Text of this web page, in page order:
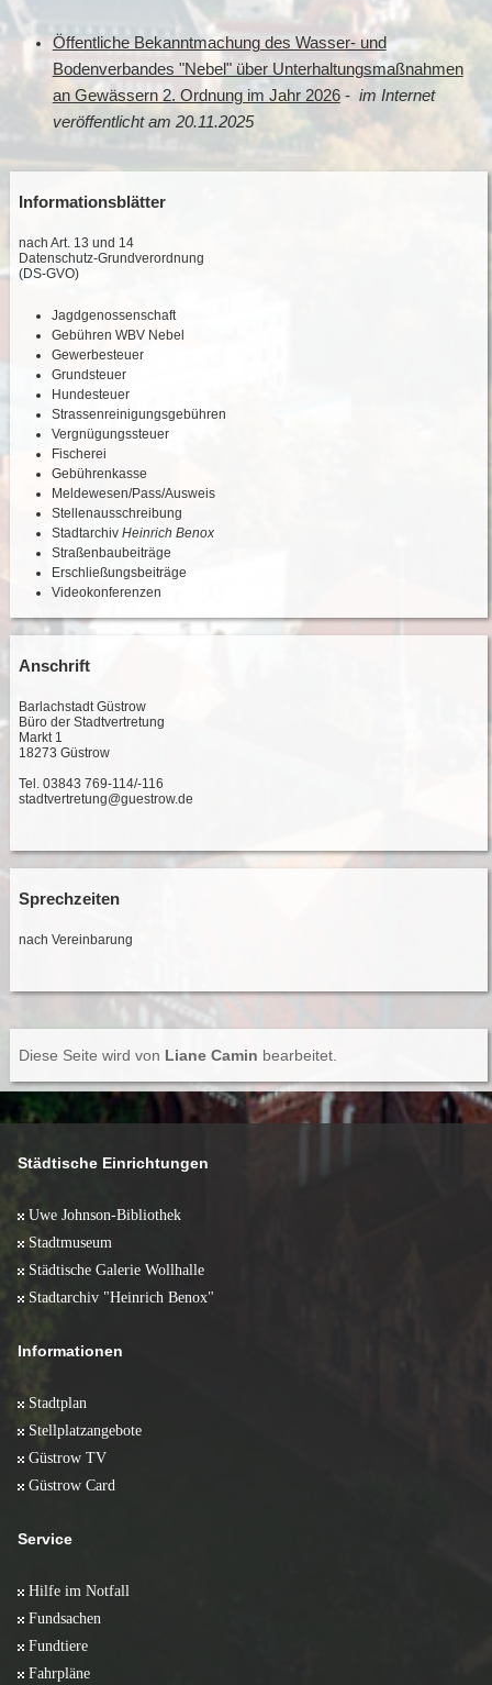
Öffentliche Bekanntmachung des Wasser- und
Bodenverbandes "Nebel" über Unterhaltungsmaßnahmen
an Gewässern 2. Ordnung im Jahr 2026- im Internet
veröffentlicht am 20.11.2025
Informationsblätter
nach Art. 13 und 14
Datenschutz-Grundverordnung
(DS-GVO)
Jagdgenossenschaft
Gebühren WBV Nebel
Gewerbesteuer
Grundsteuer
Hundesteuer
Strassenreinigungsgebühren
Vergnügungssteuer
Fischerei
Gebührenkasse
Meldewesen/Pass/Ausweis
Stellenausschreibung
StadtarchivHeinrich Benox
Straßenbaubeiträge
Erschließungsbeiträge
Videokonferenzen
Anschrift
Barlachstadt Güstrow
Büro der Stadtvertretung
Markt 1
18273 Güstrow
Tel. 03843 769-114/-116
stadtvertretung@guestrow.de
Sprechzeiten
nach Vereinbarung
Diese Seite wird von Liane Camin bearbeitet.
Städtische Einrichtungen
Uwe Johnson-Bibliothek
Stadtmuseum
Städtische Galerie Wollhalle
Stadtarchiv "Heinrich Benox"
Informationen
Stadtplan
Stellplatzangebote
Güstrow TV
Güstrow Card
Service
Hilfe im Notfall
Fundsachen
Fundtiere
Fahrpläne